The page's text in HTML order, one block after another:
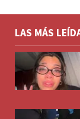
LAS MÁS